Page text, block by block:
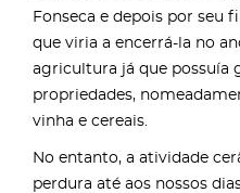
Fonseca e depois por seu
que viria a encerrá-la no
agricultura já que possuía
propriedades,
vinha e cereais.
No entanto, a atividade
perdura até aos nossos